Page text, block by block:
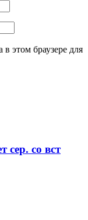
этом браузере для
сер. со вст